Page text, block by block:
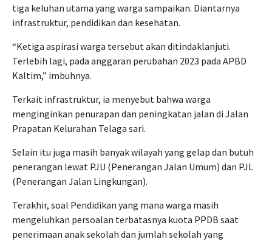
tiga keluhan utama yang warga sampaikan. Diantarnya
infrastruktur, pendidikan dan kesehatan.
“Ketiga aspirasi warga tersebut akan ditindaklanjuti.
Terlebih lagi, pada anggaran perubahan 2023 pada APBD
Kaltim,” imbuhnya.
Terkait infrastruktur, ia menyebut bahwa warga
menginginkan penurapan dan peningkatan jalan di Jalan
Prapatan Kelurahan Telaga sari.
Selain itu juga masih banyak wilayah yang gelap dan butuh
penerangan lewat PJU (Penerangan Jalan Umum) dan PJL
(Penerangan Jalan Lingkungan).
Terakhir, soal Pendidikan yang mana warga masih
mengeluhkan persoalan terbatasnya kuota PPDB saat
penerimaan anak sekolah dan jumlah sekolah yang